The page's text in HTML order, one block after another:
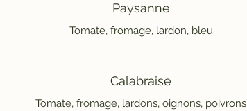
Paysanne
Tomate, fromage, lardon, bleu
Calabraise
Tomate, fromage, lardons, oignons, poivrons